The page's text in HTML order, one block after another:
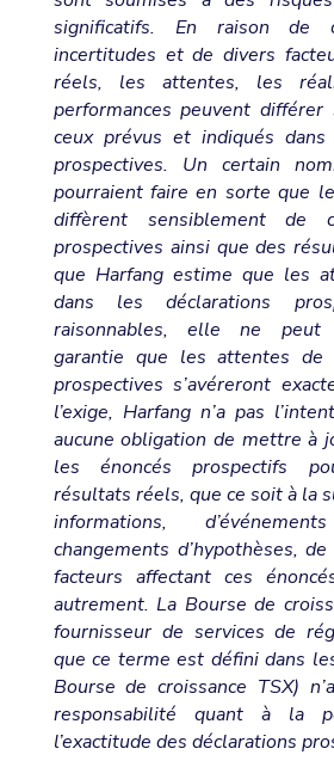
significatifs. En raison de
incertitudes et de divers
réels, les attentes, les
performances peuvent différer
ceux prévus et indiqués dans
prospectives. Un certain
pourraient faire en sorte que
diffèrent sensiblement de
prospectives ainsi que des
que Harfang estime que les
dans les déclarations
raisonnables, elle ne peut
garantie que les attentes de
prospectives s’avéreront
l’exige, Harfang n’a pas
aucune obligation de mettre à
les énoncés prospectifs
résultats réels, que ce soit à la
informations,
changements d’hypothèses,
facteurs affectant ces
autrement. La Bourse de
fournisseur de services de
que ce terme est défini dans
Bourse de croissance TSX)
responsabilité quant à la
l’exactitude des déclarations